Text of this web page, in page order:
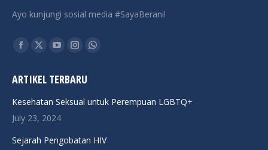
Ayo kunjungi sosial media #SayaBerani!
Find us on:
Facebook
opens
in
new
X
opens
in
new
YouTube
opens
in
new
Instagram
opens
in
Whatsapp
in
ARTIKEL TERBARU
Kesehatan Seksual untuk Perempuan LGBTQ+
July 23, 2024
Sejarah Pengobatan HIV